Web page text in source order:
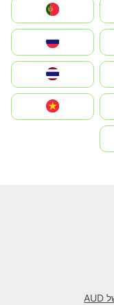
Nederland
Portugal
România
Slovensko
United States
Vietnam